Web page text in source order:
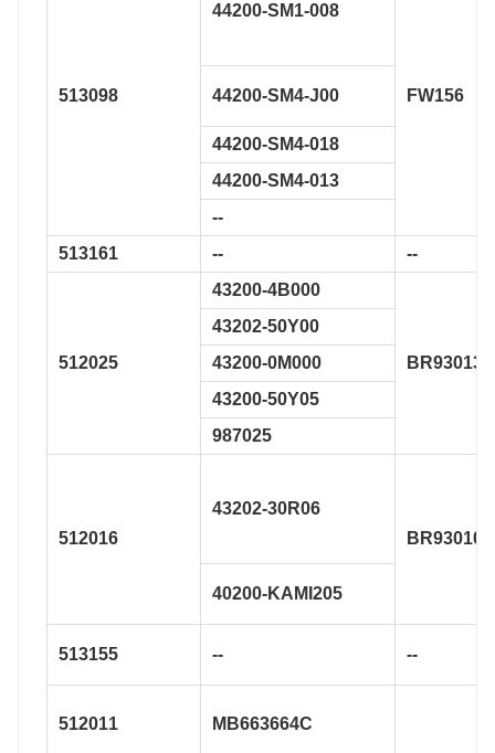
513098
44200-SM1-008
FW156
44200-SM4-J00
44200-SM4-018
44200-SM4-013
--
513161
-- --
512025
43200-4B000
BR930134
43202-50Y00
43200-0M000
43200-50Y05
987025
512016
43202-30R06
BR930106
40200-KAMI205
513155 -- --
512011 MB663664C